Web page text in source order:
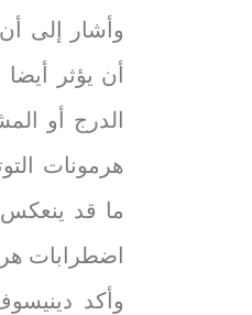
وأشار إلى
أن يؤثر
الدرج أو
هرمونات
ما قد
اضطرابات
وأكد